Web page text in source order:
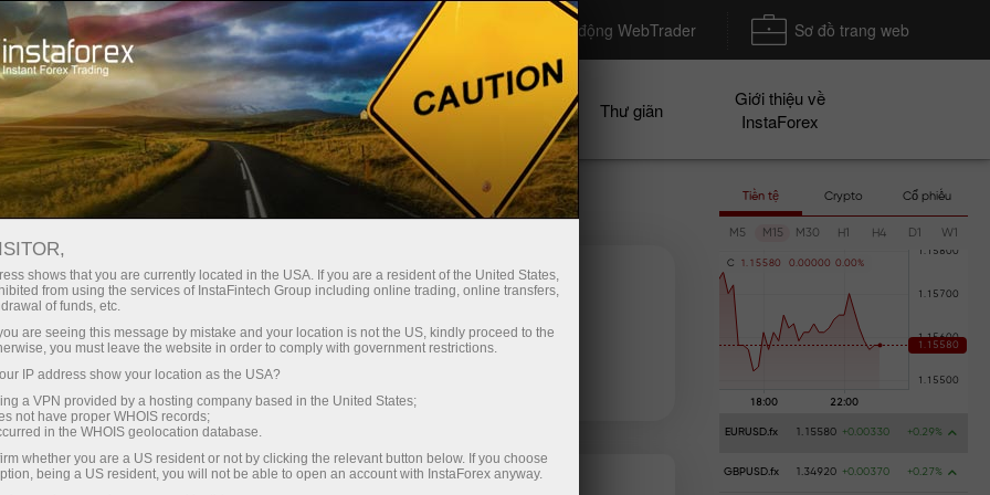
ngay lập tức Tải nền tảng giao dịch Metatrader Khởi động WebTrader Sơ đồ trang web
người mới bắt
đầu
Dành cho nhà đầu
tư
Dành cho đối tác Các chiến dịch Thư giãn
Giới thiệu về
InstaForex
Fundamental analysis
Chuẩn bị cho kịch bản giá dầu đạt 150 USD
Rút tiền
Tiền tệ Crypto Cổ phiếu
M5 M15 M30 H1 H4 D1 W1
C 1 . 1 5580 0 .00000 0 .00%
EURUSD.fx 1.15580 +0.00330 +0.29%
GBPUSD.fx 1.34920 +0.00370 +0.27%
shows that you are currently located in the USA. If you are a resident of the United States,
from using the services of InstaFintech Group including online trading, online transfers,
of funds, etc.
are seeing this message by mistake and your location is not the US, kindly proceed to the
you must leave the website in order to comply with government restrictions.
IP address show your location as the USA?
a VPN provided by a hosting company based in the United States;
not have proper WHOIS records;
in the WHOIS geolocation database.
whether you are a US resident or not by clicking the relevant button below. If you choose
being a US resident, you will not be able to open an account with InstaForex anyway.